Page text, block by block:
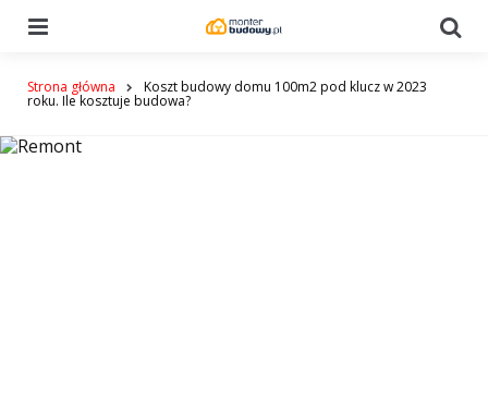
Strona główna Koszt budowy domu 100m2 pod klucz w 2023
roku. Ile kosztuje budowa?